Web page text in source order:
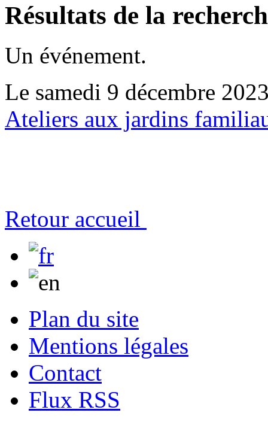
Résultats de la
Un événement.
Le samedi 9 décembre
Ateliers aux jardins
Retour accueil
Plan du site
Mentions légales
Contact
Flux RSS